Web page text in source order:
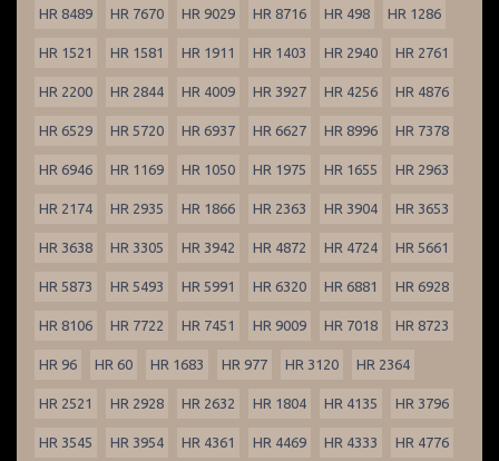
HR 8489 HR 7670 HR 9029 HR 8716 HR 498 HR 1286
HR 1521 HR 1581 HR 1911 HR 1403 HR 2940 HR 2761
HR 2200 HR 2844 HR 4009 HR 3927 HR 4256 HR 4876
HR 6529 HR 5720 HR 6937 HR 6627 HR 8996 HR 7378
HR 6946 HR 1169 HR 1050 HR 1975 HR 1655 HR 2963
HR 2174 HR 2935 HR 1866 HR 2363 HR 3904 HR 3653
HR 3638 HR 3305 HR 3942 HR 4872 HR 4724 HR 5661
HR 5873 HR 5493 HR 5991 HR 6320 HR 6881 HR 6928
HR 8106 HR 7722 HR 7451 HR 9009 HR 7018 HR 8723
HR 96 HR 60 HR 1683 HR 977 HR 3120 HR 2364
HR 2521 HR 2928 HR 2632 HR 1804 HR 4135 HR 3796
HR 3545 HR 3954 HR 4361 HR 4469 HR 4333 HR 4776